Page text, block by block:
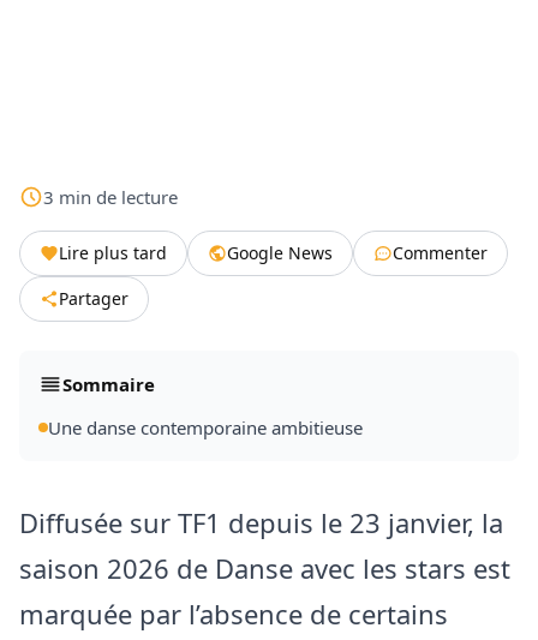
3 min de lecture
Lire plus tard Google News
Commenter
Partager
Sommaire
Une danse contemporaine ambitieuse
Diffusée sur TF1 depuis le 23 janvier, la
saison 2026 de Danse avec les stars est
marquée par l’absence de certains